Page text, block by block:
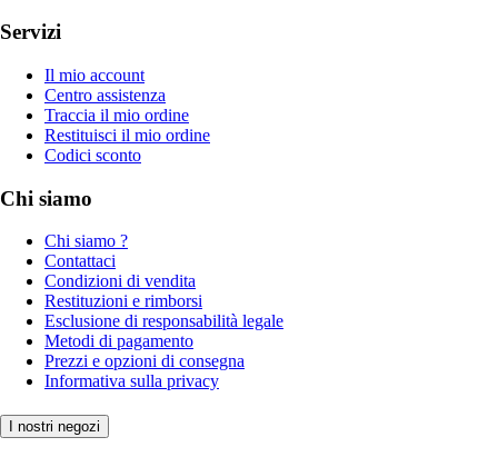
Servizi
Il mio account
Centro assistenza
Traccia il mio ordine
Restituisci il mio ordine
Codici sconto
Chi siamo
Chi siamo ?
Contattaci
Condizioni di vendita
Restituzioni e rimborsi
Esclusione di responsabilità legale
Metodi di pagamento
Prezzi e opzioni di consegna
Informativa sulla privacy
I nostri negozi